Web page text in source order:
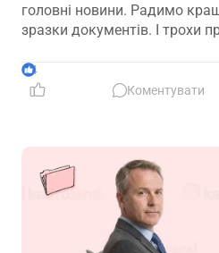
головні новини. Радимо
зразки документів. І трохи
4
Коментувати